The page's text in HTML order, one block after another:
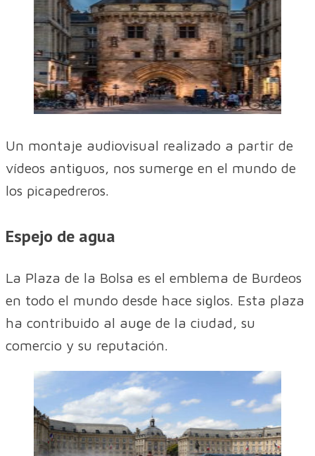
Un montaje audiovisual realizado a partir de
vídeos antiguos, nos sumerge en el mundo de
los picapedreros.
Espejo de agua
La Plaza de la Bolsa es el emblema de Burdeos
en todo el mundo desde hace siglos. Esta plaza
ha contribuido al auge de la ciudad, su
comercio y su reputación.